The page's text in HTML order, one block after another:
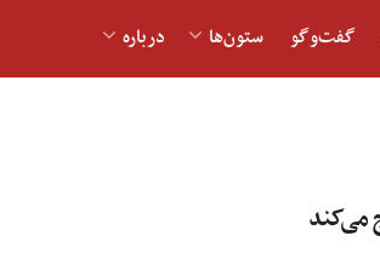
گفت‌و‎گو ستون‌ها درباره
می‌کند